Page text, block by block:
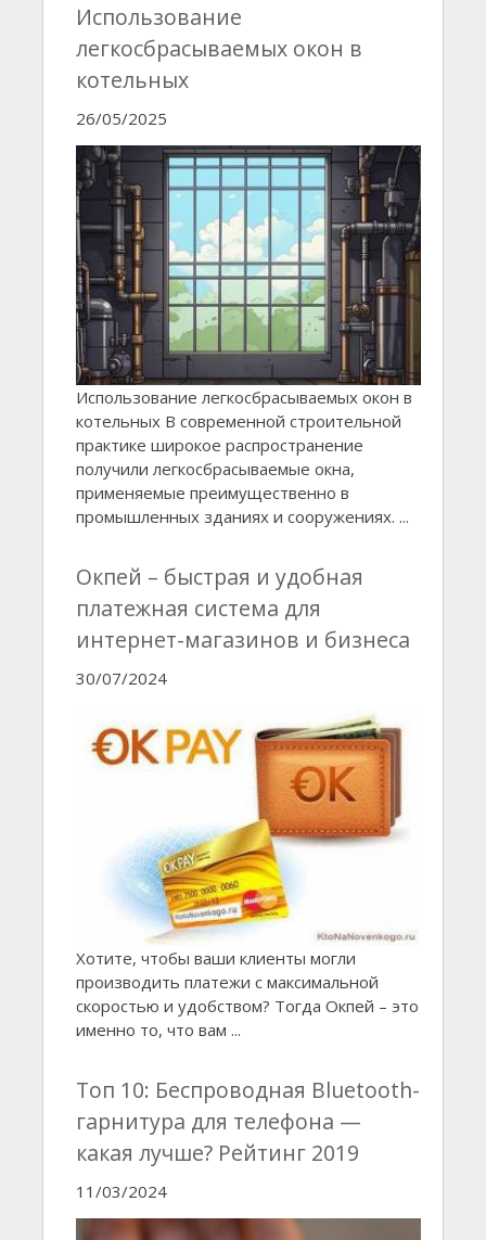
Использование
легкосбрасываемых окон в
котельных
26/05/2025
Использование легкосбрасываемых окон в
котельных В современной строительной
практике широкое распространение
получили легкосбрасываемые окна,
применяемые преимущественно в
промышленных зданиях и сооружениях. ...
Окпей – быстрая и удобная
платежная система для
интернет-магазинов и бизнеса
30/07/2024
Хотите, чтобы ваши клиенты могли
производить платежи с максимальной
скоростью и удобством? Тогда Окпей – это
именно то, что вам ...
Топ 10: Беспроводная Bluetooth-
гарнитура для телефона —
какая лучше? Рейтинг 2019
11/03/2024